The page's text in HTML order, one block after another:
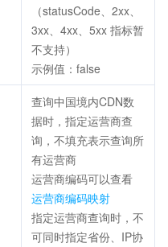
（statusCode、2xx、
3xx、4xx、5xx 指标暂
不支持）
示例值：false
查询中国境内CDN数
据时，指定运营商查
询，不填充表示查询所
有运营商
运营商编码可以查看
运营商编码映射
指定运营商查询时，不
可同时指定省份、IP协